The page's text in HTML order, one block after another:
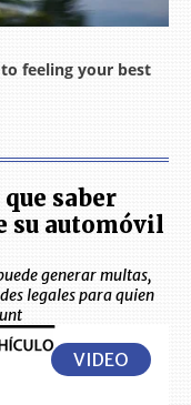
saber
su automóvil
generar multas,
legales para quien
VIDEO